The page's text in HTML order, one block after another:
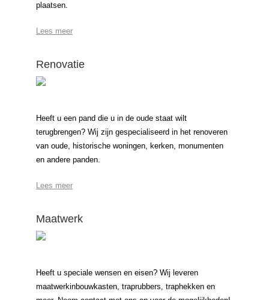
plaatsen.
Lees meer
Renovatie
Heeft u een pand die u in de oude staat wilt
terugbrengen? Wij zijn gespecialiseerd in het renoveren
van oude, historische woningen, kerken, monumenten
en andere panden.
Lees meer
Maatwerk
Heeft u speciale wensen en eisen? Wij leveren
maatwerkinbouwkasten, traprubbers, traphekken en